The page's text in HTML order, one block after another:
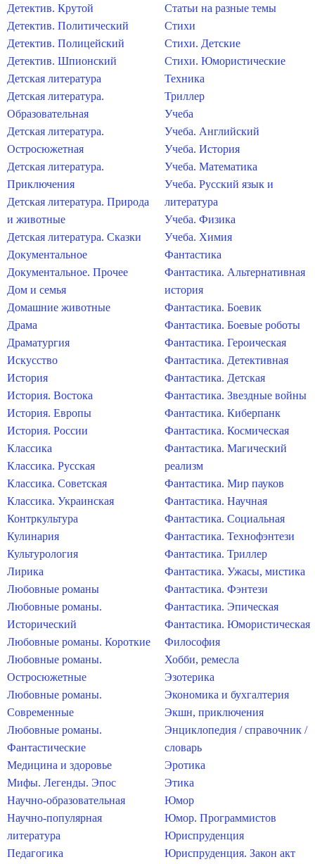
Детектив. Крутой
Детектив. Политический
Детектив. Полицейский
Детектив. Шпионский
Детская литература
Детская литература.
Образовательная
Детская литература.
Остросюжетная
Детская литература.
Приключения
Детская литература. Природа
и животные
Детская литература. Сказки
Документальное
Документальное. Прочее
Дом и семья
Домашние животные
Драма
Драматургия
Искусство
История
История. Востока
История. Европы
История. России
Классика
Классика. Русская
Классика. Советская
Классика. Украинская
Контркультура
Кулинария
Культурология
Лирика
Любовные романы
Любовные романы.
Исторический
Любовные романы. Короткие
Любовные романы.
Остросюжетные
Любовные романы.
Современные
Любовные романы.
Фантастические
Медицина и здоровье
Мифы. Легенды. Эпос
Научно-образовательная
Научно-популярная
литература
Педагогика
Статьи на разные темы
Стихи
Стихи. Детские
Стихи. Юмористические
Техника
Триллер
Учеба
Учеба. Английский
Учеба. История
Учеба. Математика
Учеба. Русский язык и
литература
Учеба. Физика
Учеба. Химия
Фантастика
Фантастика. Альтернативная
история
Фантастика. Боевик
Фантастика. Боевые роботы
Фантастика. Героическая
Фантастика. Детективная
Фантастика. Детская
Фантастика. Звездные войны
Фантастика. Киберпанк
Фантастика. Космическая
Фантастика. Магический
реализм
Фантастика. Мир пауков
Фантастика. Научная
Фантастика. Социальная
Фантастика. Технофэнтези
Фантастика. Триллер
Фантастика. Ужасы, мистика
Фантастика. Фэнтези
Фантастика. Эпическая
Фантастика. Юмористическая
Философия
Хобби, ремесла
Эзотерика
Экономика и бухгалтерия
Экшн, приключения
Энциклопедия / справочник /
словарь
Эротика
Этика
Юмор
Юмор. Программистов
Юриспруденция
Юриспруденция. Закон акт